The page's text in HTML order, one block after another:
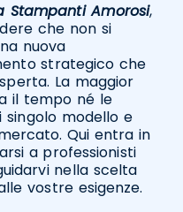
Stampanti Amorosi,
che non si
nuova
strategico che
La maggior
il tempo né le
singolo modello e
Qui entra in
a professionisti
nella scelta
vostre esigenze.